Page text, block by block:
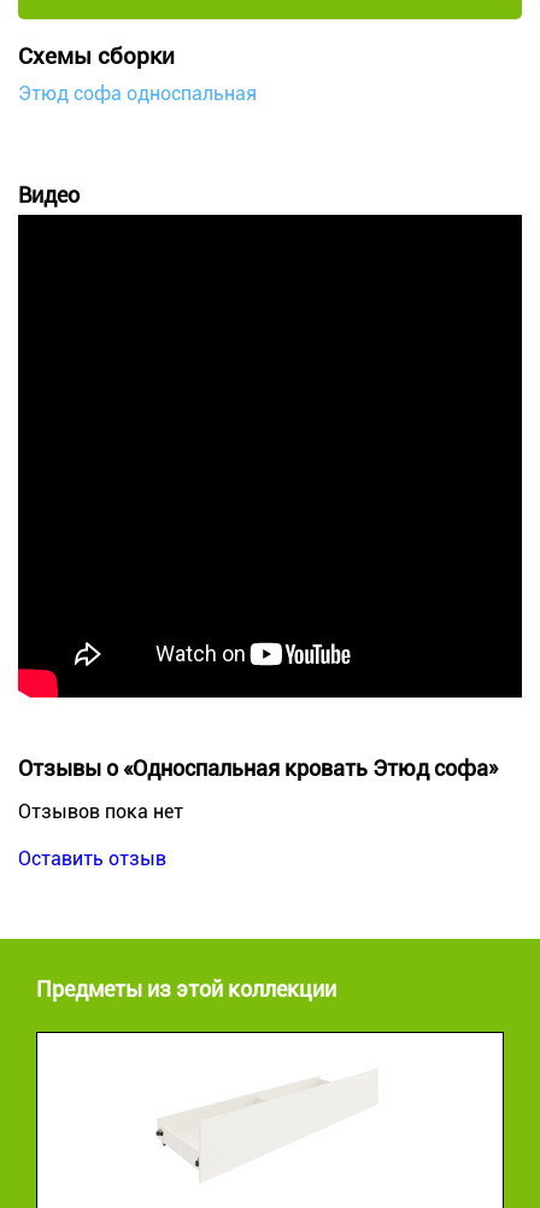
Схемы сборки
Этюд софа односпальная
Видео
Отзывы о «Односпальная кровать Этюд софа»
Отзывов пока нет
Оставить отзыв
Предметы из этой коллекции